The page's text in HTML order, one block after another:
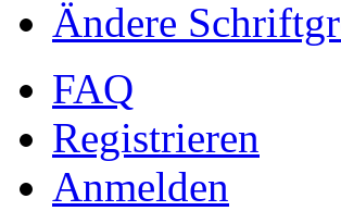
Ändere
FAQ
Registrieren
Anmelden